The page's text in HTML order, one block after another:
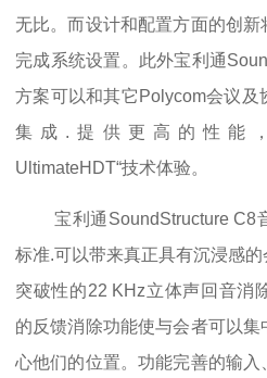
无比。而设计和配置方面的创
完成系统设置。此外宝利通
方案可以和其它Polycom会议
集成.提供更高的性能
UltimateHDT“技术体验。
宝利通SoundStructure C8
标准.可以带来真正具有沉浸感
突破性的22 KHz立体声回音消
的反馈消除功能使与会者可以
心他们的位置。功能完善的输